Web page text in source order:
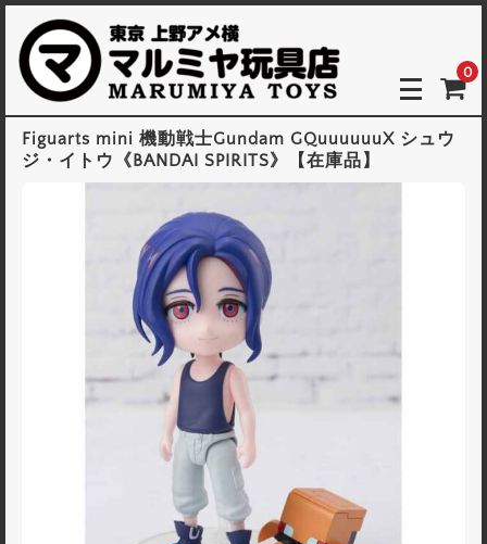
0
Figuarts mini 機動戦士Gundam GQuuuuuuX シュウ
ジ・イトウ《BANDAI SPIRITS》【在庫品】